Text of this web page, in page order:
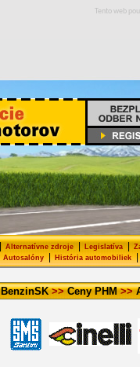
Tento web
Alternatívne zdroje Legislatíva
Autosalóny| História automobiliek|
BenzinSK>>Ceny PHM>>